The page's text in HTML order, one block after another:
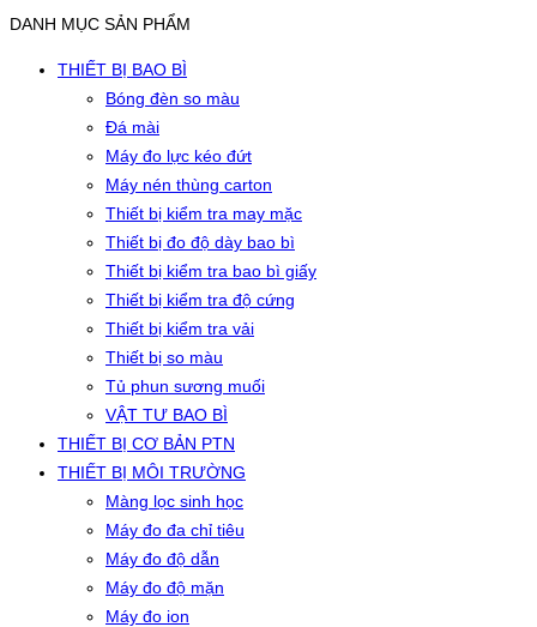
DANH MỤC SẢN PHẨM
THIẾT BỊ BAO BÌ
Bóng đèn so màu
Đá mài
Máy đo lực kéo đứt
Máy nén thùng carton
Thiết bị kiểm tra may mặc
Thiết bị đo độ dày bao bì
Thiết bị kiểm tra bao bì giấy
Thiết bị kiểm tra độ cứng
Thiết bị kiểm tra vải
Thiết bị so màu
Tủ phun sương muối
VẬT TƯ BAO BÌ
THIẾT BỊ CƠ BẢN PTN
THIẾT BỊ MÔI TRƯỜNG
Màng lọc sinh học
Máy đo đa chỉ tiêu
Máy đo độ dẫn
Máy đo độ mặn
Máy đo ion